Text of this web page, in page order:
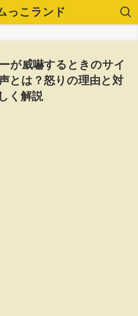
っこランド
が威嚇するときのサイ
とは？怒りの理由と対
く解説